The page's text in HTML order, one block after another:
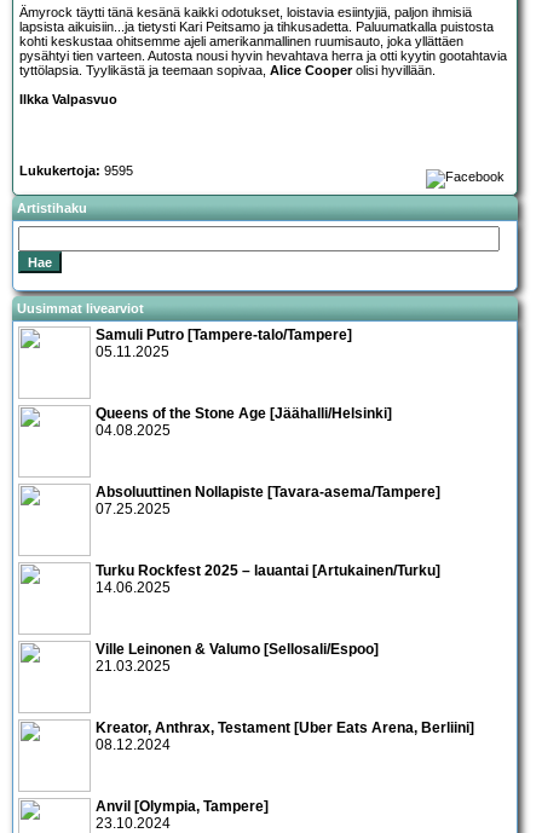
Ämyrock täytti tänä kesänä kaikki odotukset, loistavia esiintyjiä, paljon ihmisiä
lapsista aikuisiin...ja tietysti Kari Peitsamo ja tihkusadetta. Paluumatkalla puistosta
kohti keskustaa ohitsemme ajeli amerikanmallinen ruumisauto, joka yllättäen
pysähtyi tien varteen. Autosta nousi hyvin hevahtava herra ja otti kyytin gootahtavia
tyttölapsia. Tyylikästä ja teemaan sopivaa, Alice Cooperolisi hyvillään.
Ilkka Valpasvuo
Lukukertoja: 9595
Artistihaku
Uusimmat livearviot
Samuli Putro [Tampere-talo/Tampere]
05.11.2025
Queens of the Stone Age [Jäähalli/Helsinki]
04.08.2025
Absoluuttinen Nollapiste [Tavara-asema/Tampere]
07.25.2025
Turku Rockfest 2025 – lauantai [Artukainen/Turku]
14.06.2025
Ville Leinonen & Valumo [Sellosali/Espoo]
21.03.2025
Kreator, Anthrax, Testament [Uber Eats Arena, Berliini]
08.12.2024
Anvil [Olympia, Tampere]
23.10.2024